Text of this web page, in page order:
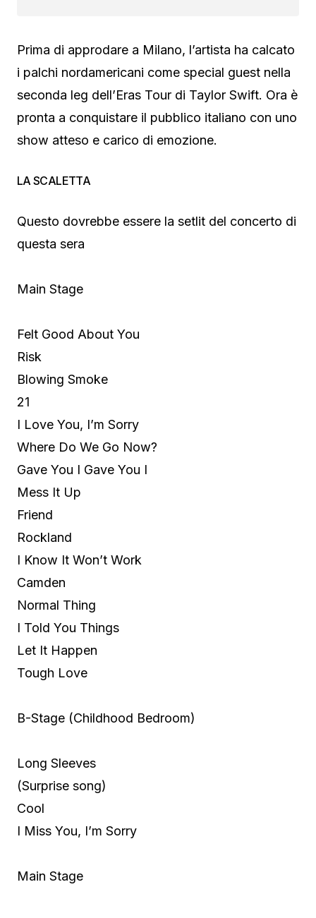
Prima di approdare a Milano, l’artista ha calcato
i palchi nordamericani come special guest nella
seconda leg dell’Eras Tour di Taylor Swift. Ora è
pronta a conquistare il pubblico italiano con uno
show atteso e carico di emozione.
LA SCALETTA
Questo dovrebbe essere la setlit del concerto di
questa sera
Main Stage
Felt Good About You
Risk
Blowing Smoke
21
I Love You, I’m Sorry
Where Do We Go Now?
Gave You I Gave You I
Mess It Up
Friend
Rockland
I Know It Won’t Work
Camden
Normal Thing
I Told You Things
Let It Happen
Tough Love
B-Stage (Childhood Bedroom)
Long Sleeves
(Surprise song)
Cool
I Miss You, I’m Sorry
Main Stage